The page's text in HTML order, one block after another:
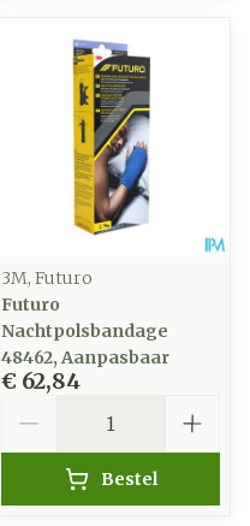
3M, Futuro
Futuro
Nachtpolsbandage
48462, Aanpasbaar
€ 62,84
Bestel